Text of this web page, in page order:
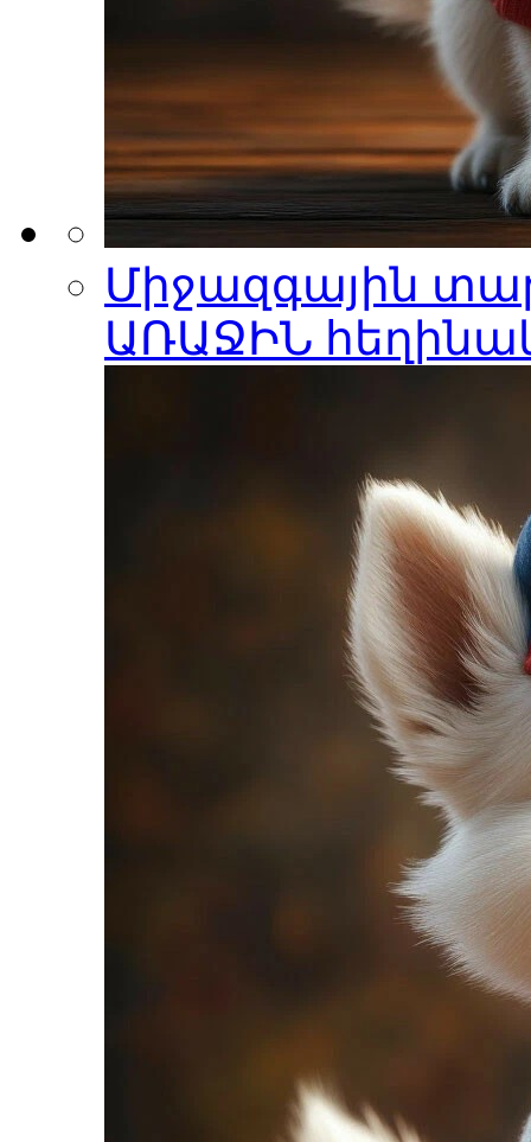
Միջազգային
ԱՌԱՋԻՆ